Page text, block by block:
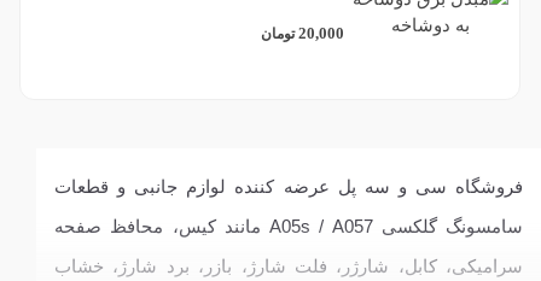
20,000 تومان
فروشگاه سی و سه پل عرضه کننده لوازم جانبی و قطعات
سامسونگ گلکسی A05s / A057 مانند کیس، محافظ صفحه
سرامیکی، کابل، شارژر، فلت شارژ، بازر، برد شارژ، خشاب